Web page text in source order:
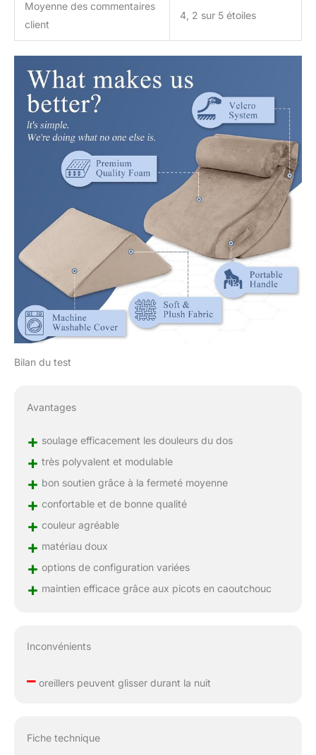
Moyenne des commentaires
client
4, 2 sur 5 étoiles
Bilan du test
Avantages
+ soulage efficacement les douleurs du dos
+ très polyvalent et modulable
+ bon soutien grâce à la fermeté moyenne
+ confortable et de bonne qualité
+ couleur agréable
+ matériau doux
+ options de configuration variées
+ maintien efficace grâce aux picots en caoutchouc
Inconvénients
–oreillers peuvent glisser durant la nuit
Fiche technique